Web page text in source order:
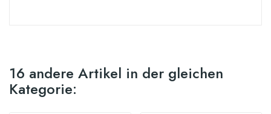
16 andere Artikel in der gleichen
Kategorie: